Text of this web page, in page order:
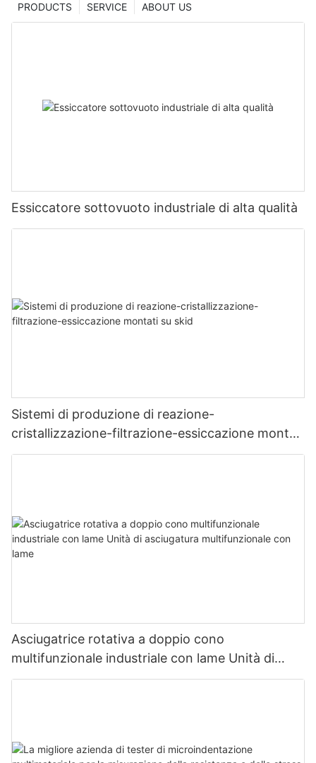
ABOUT US
SERVICE
PRODUCTS
Essiccatore sottovuoto industriale di alta qualità
Sistemi di produzione di reazione-
cristallizzazione-filtrazione-essiccazione montati
su skid
Asciugatrice rotativa a doppio cono
multifunzionale industriale con lame Unità di
asciugatura multifunzionale con lame